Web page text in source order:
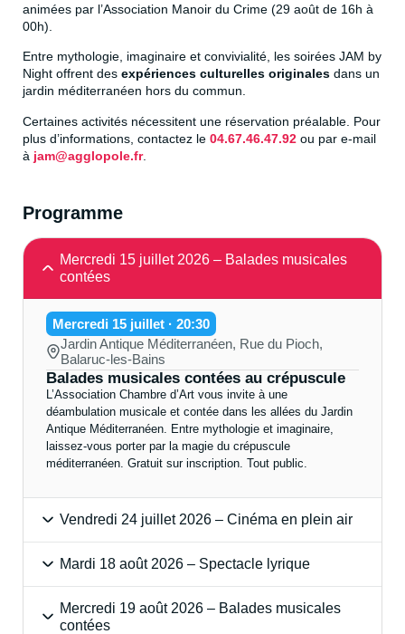
animées par l’Association Manoir du Crime (29 août de 16h à
00h).
Entre mythologie, imaginaire et convivialité, les soirées JAM by
Night offrent des expériences culturelles originales dans un
jardin méditerranéen hors du commun.
Certaines activités nécessitent une réservation préalable. Pour
plus d’informations, contactez le 04.67.46.47.92 ou par e-mail
à jam@agglopole.fr.
Programme
Mercredi 15 juillet 2026 – Balades musicales
contées
Mercredi 15 juillet · 20:30
Jardin Antique Méditerranéen, Rue du Pioch,
Balaruc-les-Bains
Balades musicales contées au crépuscule
L’Association Chambre d’Art vous invite à une
déambulation musicale et contée dans les allées du Jardin
Antique Méditerranéen. Entre mythologie et imaginaire,
laissez-vous porter par la magie du crépuscule
méditerranéen. Gratuit sur inscription. Tout public.
Vendredi 24 juillet 2026 – Cinéma en plein air
Mardi 18 août 2026 – Spectacle lyrique
Mercredi 19 août 2026 – Balades musicales
contées